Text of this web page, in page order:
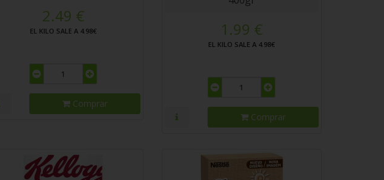
2.49 €
EL KILO SALE A 4.98€
Comprar
1.99 €
EL KILO SALE A 4.98€
Comprar